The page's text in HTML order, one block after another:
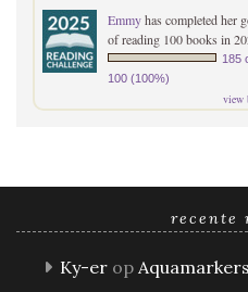
Emmyhas completed her
of reading 100 books in
185
100 (100%)
view
recente
Ky-er op